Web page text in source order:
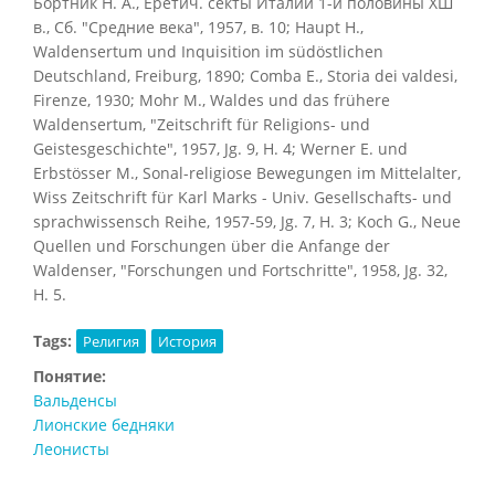
в., Сб. "Средние века", 1957, в. 10; Haupt H.,
Waldensertum und Inquisition im südöstlichen
Deutschland, Freiburg, 1890; Comba E., Storia dei valdesi,
Firenze, 1930; Mohr M., Waldes und das frühere
Waldensertum, "Zeitschrift für Religions- und
Geistesgeschichte", 1957, Jg. 9, H. 4; Werner E. und
Erbstösser M., Sonal-religiose Bewegungen im Mittelalter,
Wiss Zeitschrift für Karl Marks - Univ. Gesellschafts- und
sprachwissensch Reihe, 1957-59, Jg. 7, H. 3; Koch G., Neue
Quellen und Forschungen über die Anfange der
Waldenser, "Forschungen und Fortschritte", 1958, Jg. 32,
H. 5.
Tags: Религия История
Понятие:
Вальденсы
Лионские бедняки
Леонисты